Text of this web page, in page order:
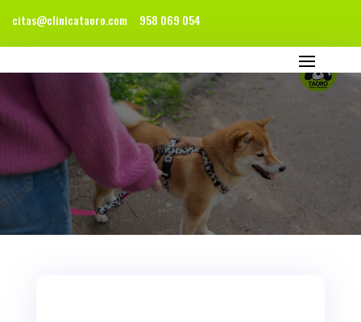
citas@clinicataoro.com 958 069 054